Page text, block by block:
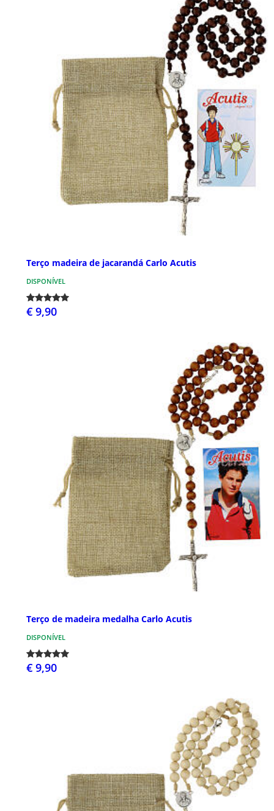
Terço madeira de jacarandá Carlo Acutis
DISPONÍVEL
€ 9,90
Terço de madeira medalha Carlo Acutis
DISPONÍVEL
€ 9,90